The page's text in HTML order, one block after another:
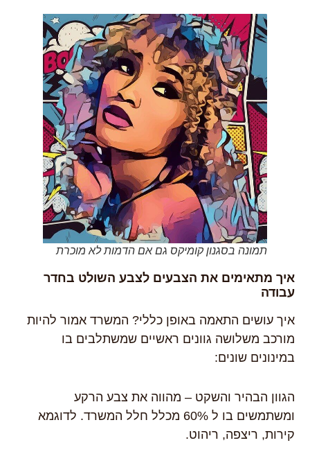
תמונה בסגנון קומיקס גם אם הדמות לא מוכרת
איך מתאימים את הצבעים לצבע השולט בחדר
עבודה
איך עושים התאמה באופן כללי? המשרד אמור להיות
מורכב משלושה גוונים ראשיים שמשתלבים בו
במינונים שונים:
הגוון הבהיר והשקט – מהווה את צבע הרקע
ומשתמשים בו ל 60% מכלל חלל המשרד. לדוגמא
קירות, ריצפה, ריהוט.